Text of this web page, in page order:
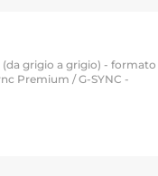
(da grigio a grigio) - formato
Premium / G-SYNC -